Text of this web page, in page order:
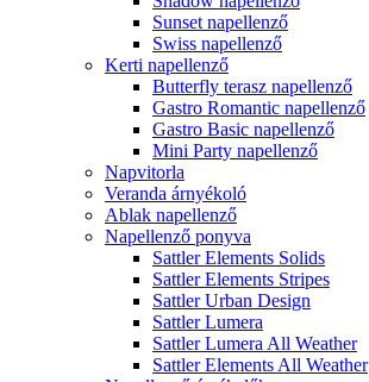
Sunset napellenző
Swiss napellenző
Kerti napellenző
Butterfly terasz napellenző
Gastro Romantic napellenző
Gastro Basic napellenző
Mini Party napellenző
Napvitorla
Veranda árnyékoló
Ablak napellenző
Napellenző ponyva
Sattler Elements Solids
Sattler Elements Stripes
Sattler Urban Design
Sattler Lumera
Sattler Lumera All Weather
Sattler Elements All Weather